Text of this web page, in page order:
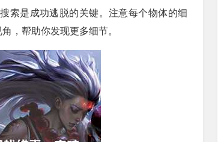
索是成功逃脱的关键。注意每个物体的细
，帮助你发现更多细节。